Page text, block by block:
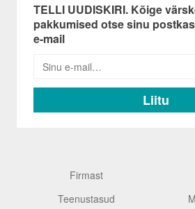
TELLI UUDISKIRI. Kõige
pakkumised otse sinu
e-mail
Firmast
Teenustasud